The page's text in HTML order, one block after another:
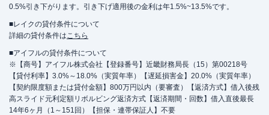
0.5%引き下がります。引き下げ適用後の金利は年1.5%~13.5%です。
■レイクの貸付条件について
詳細の貸付条件はこちら
■アイフルの貸付条件について
※【商号】アイフル株式会社【登録番号】近畿財務局長（15）第00218号
【貸付利率】3.0%～18.0%（実質年率）【遅延損害金】20.0%（実質年率）
【契約限度額または貸付金額】800万円以内（要審査）【返済方式】借入後残
高スライド元利定額リボルビング返済方式【返済期間・回数】借入直後最長
14年6ヶ月（1～151回）【担保・連帯保証人】不要